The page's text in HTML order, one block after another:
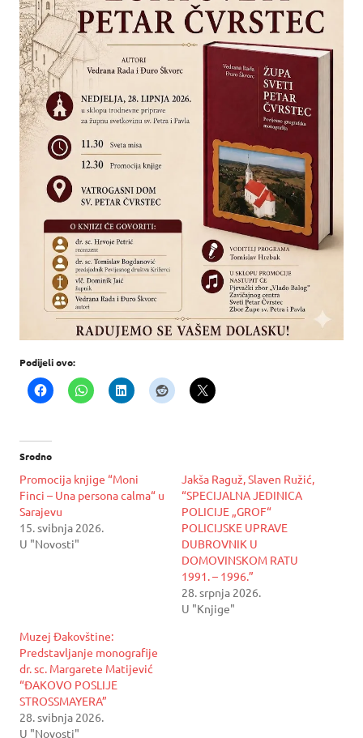
Podijeli ovo:
Srodno
Promocija knjige “Moni
Finci – Una persona calma“ u
Sarajevu
15. svibnja 2026.
U "Novosti"
Jakša Raguž, Slaven Ružić,
“SPECIJALNA JEDINICA
POLICIJE „GROF“
POLICIJSKE UPRAVE
DUBROVNIK U
DOMOVINSKOM RATU
1991. – 1996.”
28. srpnja 2026.
U "Knjige"
Muzej Đakovštine:
Predstavljanje monografije
dr. sc. Margarete Matijević
“ĐAKOVO POSLIJE
STROSSMAYERA”
28. svibnja 2026.
U "Novosti"